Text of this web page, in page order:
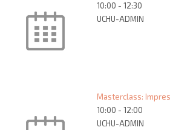
10:00 - 12:30
UCHU-ADMIN
Masterclass:
10:00 - 12:00
UCHU-ADMIN